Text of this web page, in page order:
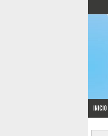
INICIO